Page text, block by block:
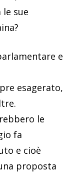
sue
e
esagerato,
le
fa
e cioè
proposta